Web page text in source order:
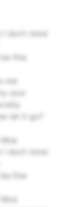
don’t mind
fine
me
soul
let it go?
don’t mind
fine